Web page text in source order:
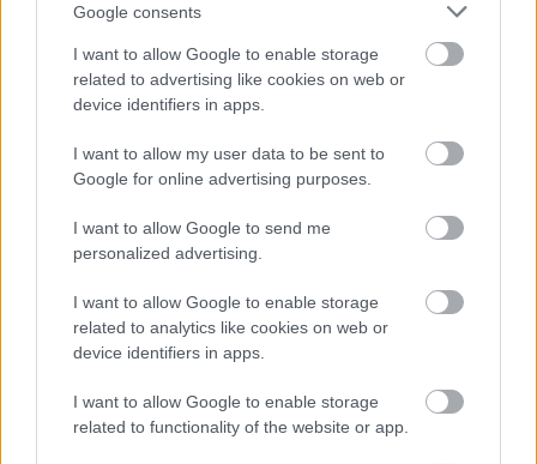
Google consents
I want to allow Google to enable storage
related to advertising like cookies on web or
device identifiers in apps.
I want to allow my user data to be sent to
Google for online advertising purposes.
I want to allow Google to send me
personalized advertising.
I want to allow Google to enable storage
related to analytics like cookies on web or
device identifiers in apps.
I want to allow Google to enable storage
related to functionality of the website or app.
Az illiberális kormányok egyik legnagyobb fegyvere, hogy
pártsajtókon keresztül teremtenek egy alternatív
valóságot, ettől a ponttól kezdve pedig az egyén
Balla Szilárd 2026. 04. 10.